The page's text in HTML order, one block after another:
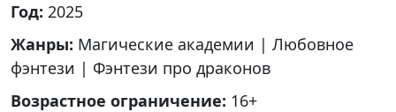
Год: 2025
Жанры: Магические академии | Любовное
фэнтези | Фэнтези про драконов
Возрастное ограничение: 16+